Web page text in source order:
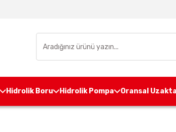
Hidrolik Boru Hidrolik Pompa Oransal